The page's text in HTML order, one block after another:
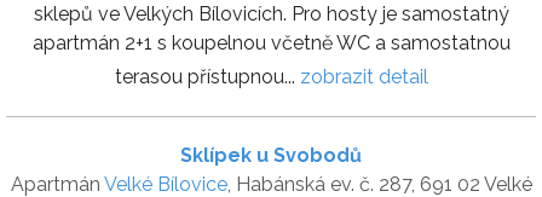
sklepů ve Velkých Bílovicích. Pro hosty je samostatný
apartmán 2+1 s koupelnou včetně WC a samostatnou
terasou přístupnou... zobrazit detail
Sklípek u Svobodů
Apartmán Velké Bílovice, Habánská ev. č. 287, 691 02 Velké